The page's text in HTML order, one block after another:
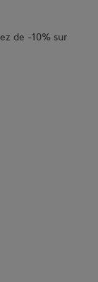
de -10% sur